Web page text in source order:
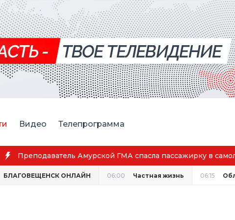
Видео Телепрограмма
Преподаватель Амурской ГМА спасла пассажирку в
БЛАГОВЕЩЕНСК ОНЛАЙН 06:00 Частная жизнь 06:15